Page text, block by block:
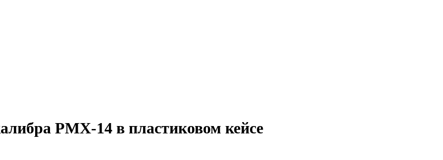
PMX-14 в пластиковом кейсе